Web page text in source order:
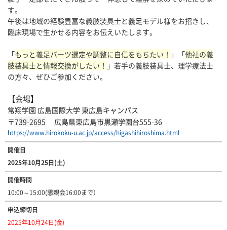
す。
午後は地域の経験豊富な義肢装具士と義足モデル様をお招きし、
臨床現場で生かせる内容をお伝えいたします。
「もっと義足パーツ選定や調整に自信をもちたい！ 」「他社の義
肢装具士と情報交換がしたい！ 」若手の義肢装具士、理学療法士
の方々、ぜひご参加ください。
【会場】
常翔学園 広島国際大学 東広島キャンパス
〒739-2695 広島県東広島市黒瀬学園台555-36
https://www.hirokoku-u.ac.jp/access/higashihiroshima.html
開催日
2025年10月25日(土)
開催時間
10:00～15:00(懇親会16:00まで）
申込締切日
2025年10月24日(金)